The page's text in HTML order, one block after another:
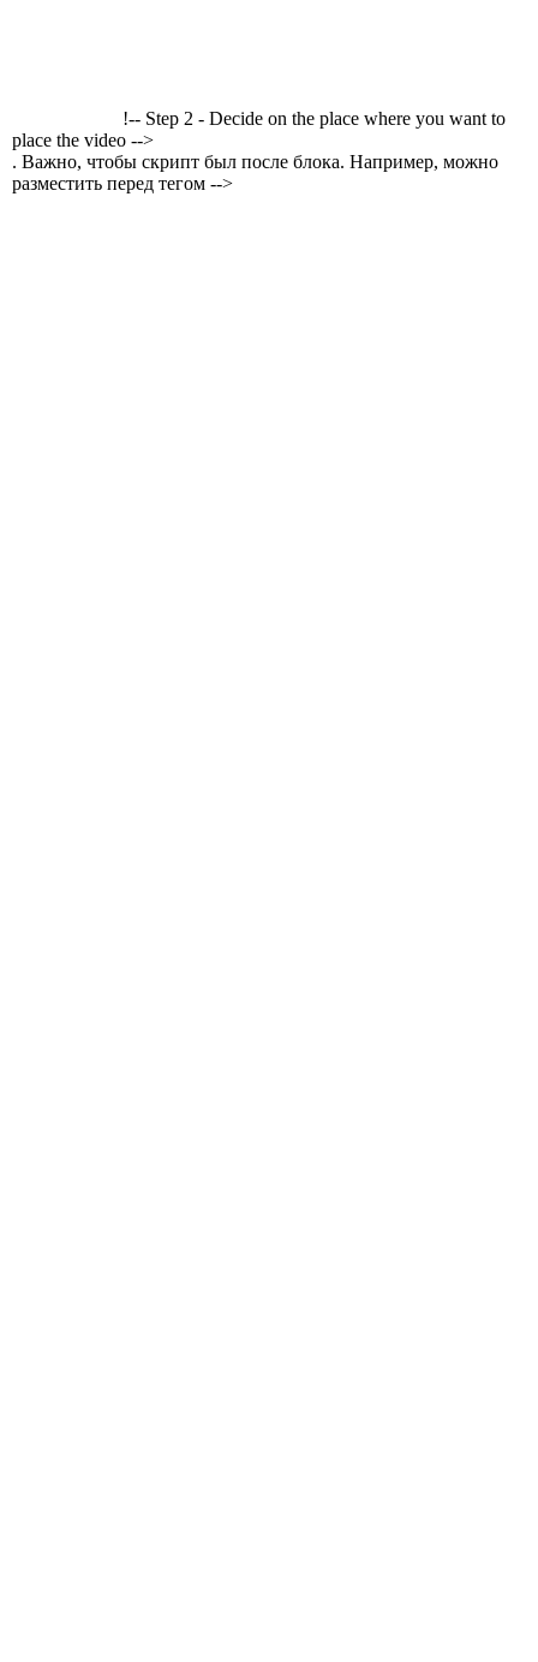
!-- Step 2 - Decide on the place where you want to
place the video -->
. Важно, чтобы скрипт был после блока. Например, можно
разместить перед тегом -->